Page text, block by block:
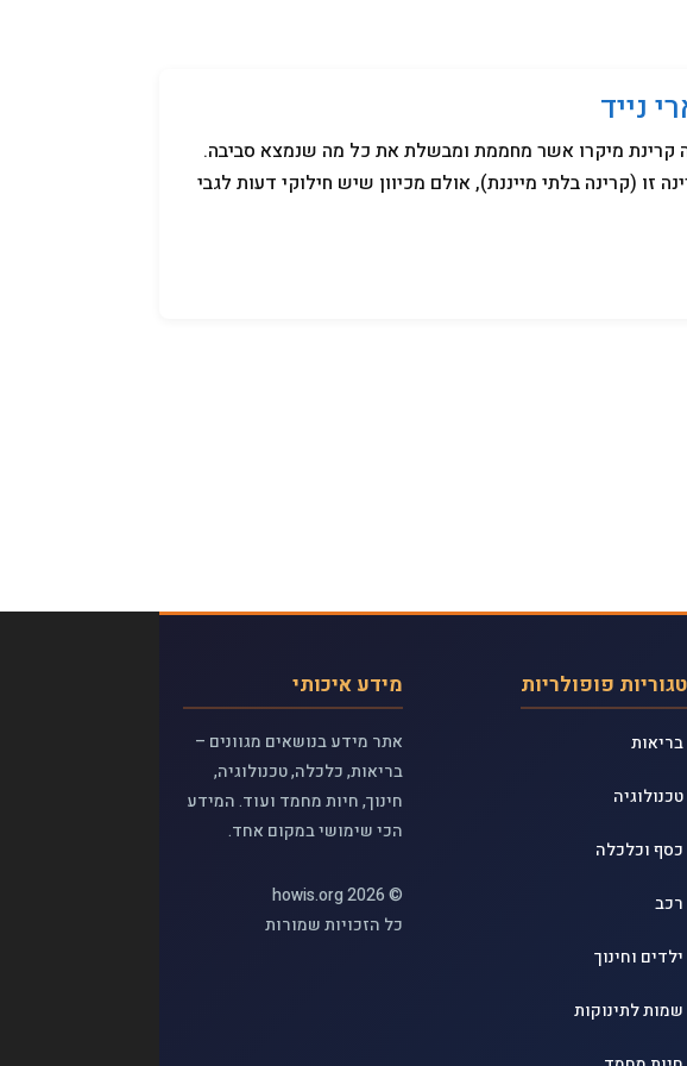
נייד
קרינת מיקרו אשר מחממת ומבשלת את כל מה שנמצא סביבה.
זו (קרינה בלתי מייננת), אולם מכיוון שיש חילוקי דעות לגבי
מידע איכותי
אתר מידע בנושאים מגוונים –
בריאות, כלכלה, טכנולוגיה,
חינוך, חיות מחמד ועוד. המידע
הכי שימושי במקום אחד.
© 2026 howis.org
כל הזכויות שמורות
פופולריות
בריאות
טכנולוגיה
כסף וכלכלה
רכב
ילדים וחינוך
שמות לתינוקות